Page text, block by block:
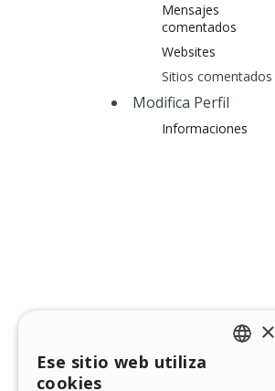
Mensajes
comentados
Websites
Sitios comentados
Modifica Perfil
Informaciones
×
Ese sitio web utiliza
cookies